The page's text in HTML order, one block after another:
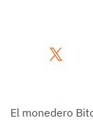
El monedero